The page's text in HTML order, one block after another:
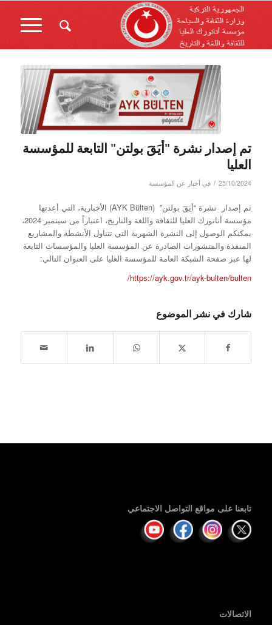
تم إصدار نشرة "أيَقَ بولتن" التابعة للمؤسسة
العليا
25/10/2024
/ في أخبار عن المؤسسة
تم إصدار نشرة “أيَقَ بولتن” (AYK Bülten) الأخبارية، التي أعدتها
مؤسسة أتاتورك العليا للثقافة واللغة والتاريخ، اعتباراً من سبتمبر 2024،
يمكنكم الوصول إلى النشرة الشهرية التي تتناول الأنشطة والمشاريع
المنفذة والمنشورات الصادرة عن المؤسسة العليا والمؤسسات التابعة
لها عبر صفحة الشبكة العامة للمؤسسة العليا على العنوان التالي:
https://ayk.gov.tr/ayk-bulten/bulten/
شارك في نشر الموضوع
تابعنا على مواقع التواصل الاجتماعي
الاتصالات